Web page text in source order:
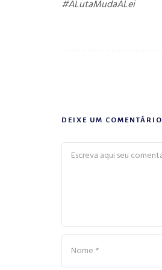
#ALutaMudaALei
DEIXE UM COMENTÁRIO